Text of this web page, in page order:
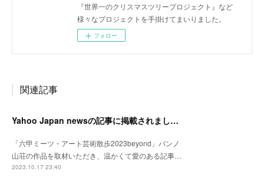
『世界一のクリスマスツリープロジェクト』など
様々なプロジェクトを手掛けてまいりました。
フォロー
関連記事
Yahoo Japan newsの記事に掲載されました。
「六甲ミーツ・アート芸術散歩2023beyond」バンノ
山荘の作品を取材いただき、温かくて愛のある記事…
2023.10.17 23:40